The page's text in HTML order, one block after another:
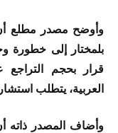
وأوضح مصدر مطلع أن
بلمختار إلى خطورة
قرار بحجم
العربية، يتطلب
وأضاف المصدر ذاته